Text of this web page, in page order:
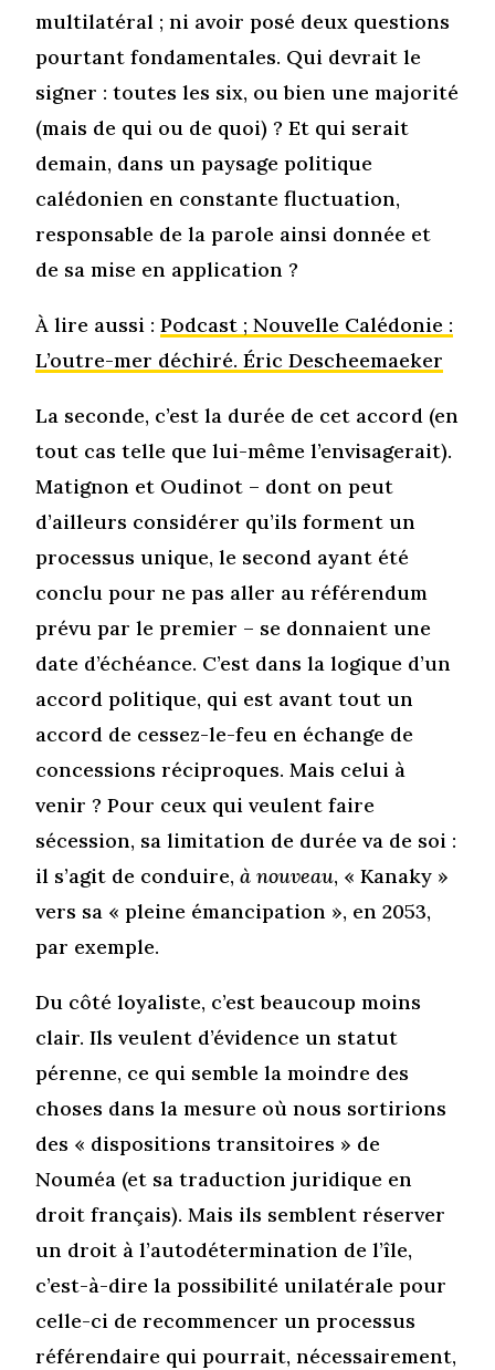
multilatéral ; ni avoir posé deux questions
pourtant fondamentales. Qui devrait le
signer : toutes les six, ou bien une majorité
(mais de qui ou de quoi) ? Et qui serait
demain, dans un paysage politique
calédonien en constante fluctuation,
responsable de la parole ainsi donnée et
de sa mise en application ?
À lire aussi :Podcast ; Nouvelle Calédonie :
L’outre-mer déchiré. Éric Descheemaeker
La seconde, c’est la durée de cet accord (en
tout cas telle que lui-même l’envisagerait).
Matignon et Oudinot – dont on peut
d’ailleurs considérer qu’ils forment un
processus unique, le second ayant été
conclu pour ne pas aller au référendum
prévu par le premier – se donnaient une
date d’échéance. C’est dans la logique d’un
accord politique, qui est avant tout un
accord de cessez-le-feu en échange de
concessions réciproques. Mais celui à
venir ? Pour ceux qui veulent faire
sécession, sa limitation de durée va de soi :
il s’agit de conduire,à nouveau, « Kanaky »
vers sa « pleine émancipation », en 2053,
par exemple.
Du côté loyaliste, c’est beaucoup moins
clair. Ils veulent d’évidence un statut
pérenne, ce qui semble la moindre des
choses dans la mesure où nous sortirions
des « dispositions transitoires » de
Nouméa (et sa traduction juridique en
droit français). Mais ils semblent réserver
un droit à l’autodétermination de l’île,
c’est-à-dire la possibilité unilatérale pour
celle-ci de recommencer un processus
référendaire qui pourrait, nécessairement,